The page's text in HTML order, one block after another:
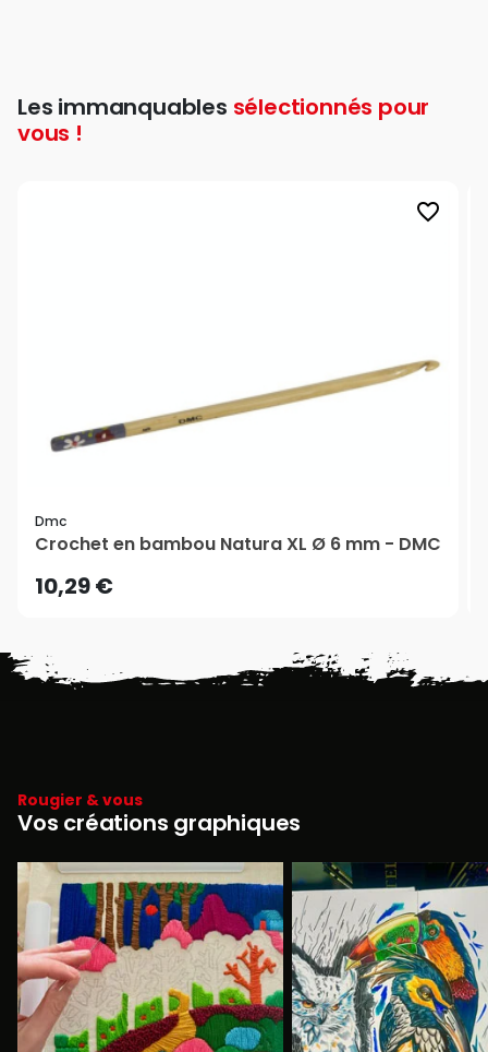
Les immanquables sélectionnés pour
vous !
favorite_border
Dmc
Crochet en bambou Natura XL Ø 6 mm - DMC
10,29 €
Rougier & vous
Vos créations graphiques